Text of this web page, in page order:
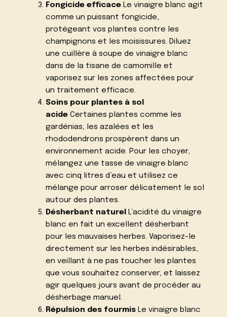
Fongicide efficaceLe vinaigre blanc agit
comme un puissant fongicide,
protégeant vos plantes contre les
champignons et les moisissures. Diluez
une cuillère à soupe de vinaigre blanc
dans de la tisane de camomille et
vaporisez sur les zones affectées pour
un traitement efficace.
Soins pour plantes à sol
acideCertaines plantes comme les
gardénias, les azalées et les
rhododendrons prospèrent dans un
environnement acide. Pour les choyer,
mélangez une tasse de vinaigre blanc
avec cinq litres d’eau et utilisez ce
mélange pour arroser délicatement le sol
autour des plantes.
Désherbant naturel
L’acidité du vinaigre
blanc en fait un excellent désherbant
pour les mauvaises herbes. Vaporisez-le
directement sur les herbes indésirables,
en veillant à ne pas toucher les plantes
que vous souhaitez conserver, et laissez
agir quelques jours avant de procéder au
désherbage manuel.
Répulsion des fourmisLe vinaigre blanc